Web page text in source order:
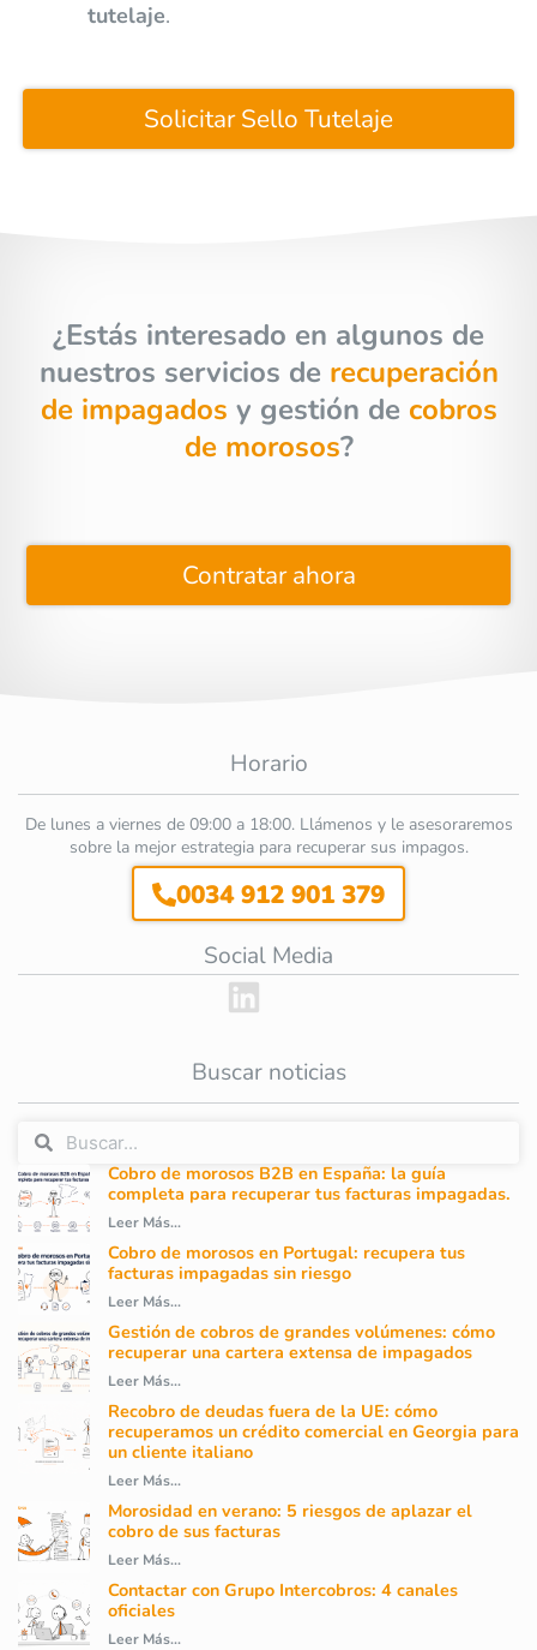
tutelaje.
Solicitar Sello Tutelaje
¿Estás interesado en algunos de
nuestros servicios de recuperación
de impagados y gestión de cobros
de morosos?
Contratar ahora
Horario
De lunes a viernes de 09:00 a 18:00. Llámenos y le asesoraremos
sobre la mejor estrategia para recuperar sus impagos.
0034 912 901 379
Social Media
Buscar noticias
Cobro de morosos B2B en España: la guía
completa para recuperar tus facturas impagadas.
Leer Más...
Cobro de morosos en Portugal: recupera tus
facturas impagadas sin riesgo
Leer Más...
Gestión de cobros de grandes volúmenes: cómo
recuperar una cartera extensa de impagados
Leer Más...
Recobro de deudas fuera de la UE: cómo
recuperamos un crédito comercial en Georgia para
un cliente italiano
Leer Más...
Morosidad en verano: 5 riesgos de aplazar el
cobro de sus facturas
Leer Más...
Contactar con Grupo Intercobros: 4 canales
oficiales
Leer Más...